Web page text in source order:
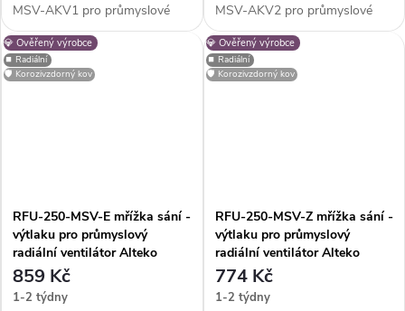
MSV-AKV1 pro průmyslové
radiální ventilátory řady RFU -
250. Mřížka slouží jako
ochranný prvek, který zabrání
MSV-AKV2 pro průmyslové
radiální ventilátory řady RFU -
250. Mřížka slouží jako
ochranný prvek, který zabrání
💎 Ověřený výrobce
⏹️ Radiální
🛡️ Korozivzdorný kov
RFU-250-MSV-E mřížka sání -
výtlaku pro průmyslový
radiální ventilátor Alteko
859 Kč
1-2 týdny
💎 Ověřený výrobce
⏹️ Radiální
🛡️ Korozivzdorný kov
RFU-250-MSV-Z mřížka sání -
výtlaku pro průmyslový
radiální ventilátor Alteko
774 Kč
1-2 týdny